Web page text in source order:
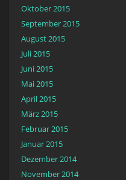
Oktober 2015
September 2015
August 2015
Juli 2015
Juni 2015
Mai 2015
April 2015
März 2015
Februar 2015
Januar 2015
Dezember 2014
November 2014